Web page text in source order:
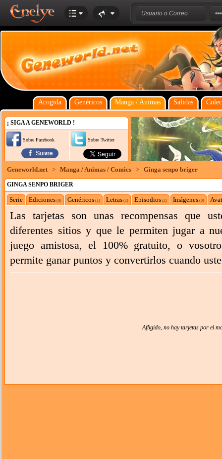
Acogida Genéricos Manga / Animas Salidas
¡ SIGA A GENEWORLD !
Sobre Facebook Sobre Twitter
Geneworld.net > Manga / Animas / Comics > Ginga senpo briger
GINGA SENPO BRIGER
Serie Ediciones (0) Genéricos (1) Letras (1) Episodios (2) Imágenes (0)
Las tarjetas son unas recompensas que
diferentes sitios y que le permiten jugar a
juego amistosa, el 100% gratuito, o
permite ganar puntos y convertirlos cuando
Afligido, no hay tarjetas por el